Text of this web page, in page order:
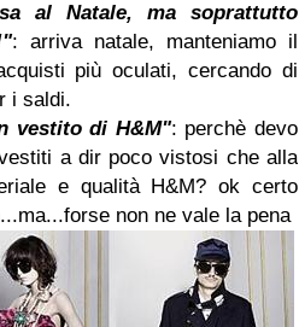
al Natale, ma soprattutto
: arriva natale, manteniamo il
più oculati, cercando di
i saldi.
vestito di H&M": perchè devo
a dir poco vistosi che alla
e qualità H&M? ok certo
non ne vale la pena